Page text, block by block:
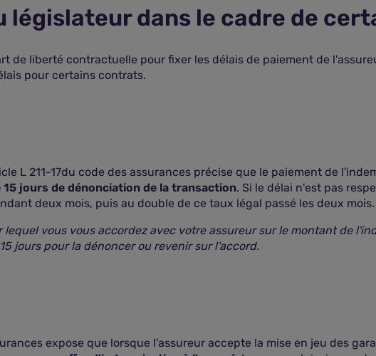
législateur dans le cadre de
de liberté contractuelle pour fixer les délais de paiement de
pour certains contrats.
L 211-17du code des assurances précise que le paiement de
jours de dénonciation de la transaction. Si le délai n'est pas
deux mois, puis au double de ce taux légal passé les deux mois.
vous vous accordez avec votre assureur sur le montant de
jours pour la dénoncer ou revenir sur l'accord.
expose que lorsque l'assureur accepte la mise en jeu des